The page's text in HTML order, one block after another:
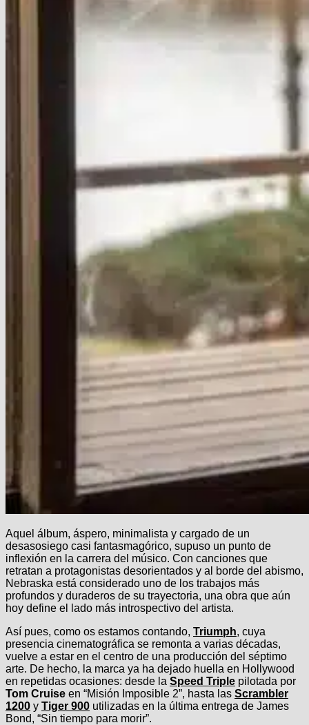
Aquel álbum, áspero, minimalista y cargado de un
desasosiego casi fantasmagórico, supuso un punto de
inflexión en la carrera del músico. Con canciones que
retratan a protagonistas desorientados y al borde del abismo,
Nebraska está considerado uno de los trabajos más
profundos y duraderos de su trayectoria, una obra que aún
hoy define el lado más introspectivo del artista.
Así pues, como os estamos contando, Triumph, cuya
presencia cinematográfica se remonta a varias décadas,
vuelve a estar en el centro de una producción del séptimo
arte. De hecho, la marca ya ha dejado huella en Hollywood
en repetidas ocasiones: desde la Speed Triple pilotada por
Tom Cruise en “Misión Imposible 2”, hasta las Scrambler
1200 y Tiger 900 utilizadas en la última entrega de James
Bond, “Sin tiempo para morir”.